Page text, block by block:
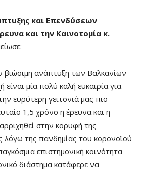
και Επενδύσεων
και την Καινοτομία κ.
βιώσιμη ανάπτυξη των Βαλκανίων
μία πολύ καλή ευκαιρία για
ευρύτερη γειτονιά μας πιο
1,5 χρόνο η έρευνα και η
στην κορυφή της
λόγω της πανδημίας του κορονοϊού
επιστημονική κοινότητα
διάστημα κατάφερε να